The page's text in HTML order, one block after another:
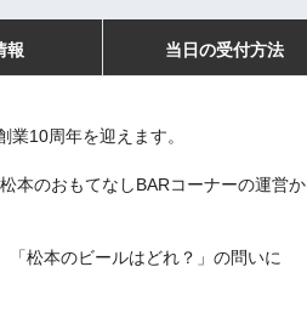
報 当日の受付方法
10周年を迎えます。
本のおもてなしBARコーナーの運営か
松本のビールはどれ？」の問いに